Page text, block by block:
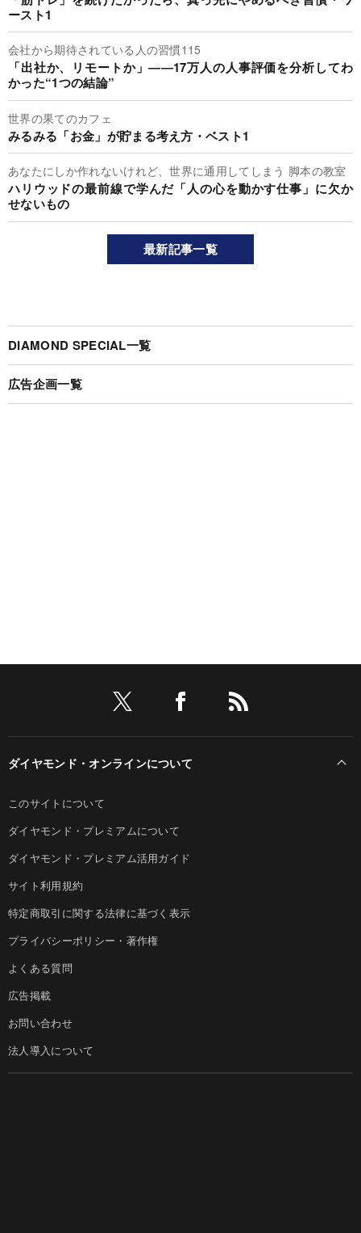
ースト1
会社から期待されている人の習慣115
「出社か、リモートか」――17万人の人事評価を分析してわ
かった“1つの結論”
世界の果てのカフェ
みるみる「お金」が貯まる考え方・ベスト1
あなたにしか作れないけれど、世界に通用してしまう 脚本の教室
ハリウッドの最前線で学んだ「人の心を動かす仕事」に欠か
せないもの
最新記事一覧
DIAMOND SPECIAL一覧
広告企画一覧
ダイヤモンド・オンラインについて
このサイトについて
ダイヤモンド・プレミアムについて
ダイヤモンド・プレミアム活用ガイド
サイト利用規約
特定商取引に関する法律に基づく表示
プライバシーポリシー・著作権
よくある質問
広告掲載
お問い合わせ
法人導入について